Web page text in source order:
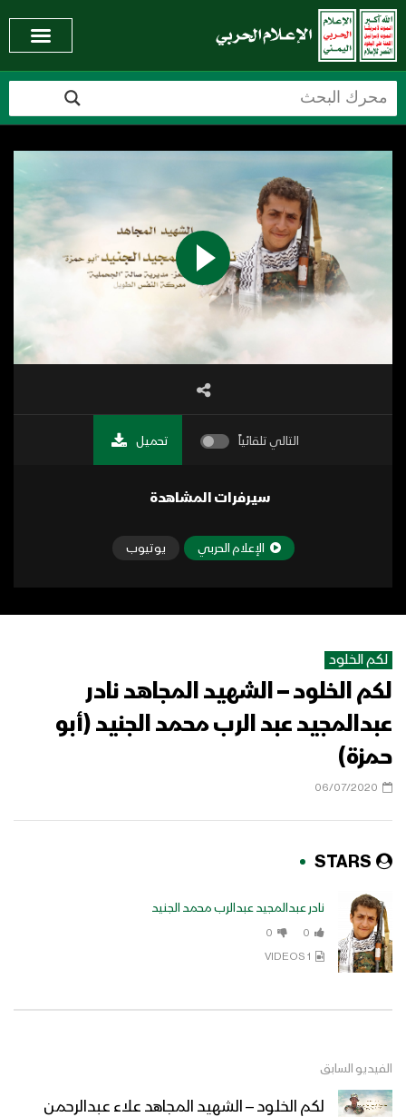
التالي تلقائياً تحميل
سيرفرات المشاهدة
الإعلام الحربي يوتيوب
لكم الخلود
لكم الخلود – الشهيد المجاهد نادر
عبدالمجيد عبد الرب محمد الجنيد (أبو
حمزة)
06/07/2020
STARS
نادر عبدالمجيد عبدالرب محمد الجنيد
0
0
1 VIDEOS
الفيديو السابق
لكم الخلود – الشهيد المجاهد علاء عبدالرحمن